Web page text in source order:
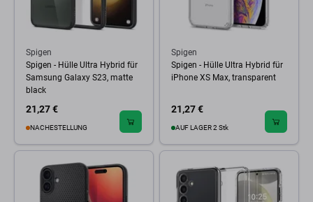
Spigen
Spigen - Hülle Ultra Hybrid für
Samsung Galaxy S23, matte
black
21,27 €
NACHESTELLUNG
Spigen
Spigen - Hülle Ultra Hybrid für
iPhone XS Max, transparent
21,27 €
AUF LAGER 2 Stk